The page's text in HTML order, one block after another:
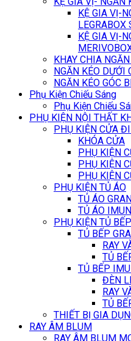
KỆ GIA VỊ-
LEGRABOX
KỆ GIA VỊ-
KHAY CHIA
NGĂN KÉO DƯỚI
NGĂN KÉO GÓC
Phụ Kiện Chiếu Sáng
Phụ Kiện Chiếu
PHỤ KIỆN NỘI THẤT
PHỤ KIỆN CỬA
KHÓA CỬA
PHỤ KIỆN
PHỤ KIỆN
PHỤ KIỆN
PHỤ KIỆN TỦ ÁO
TỦ ÁO
TỦ ÁO
PHỤ KIỆN TỦ BẾP
TỦ BẾP
RAY
TỦ
TỦ BẾP
ĐÈN
RAY
TỦ
THIẾT BỊ GIA
RAY ÂM BLUM
RAY ÂM BLUM